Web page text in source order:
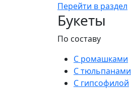
Перейти в раздел
Букеты
По составу
С ромашками
С тюльпанами
С гипсофилой